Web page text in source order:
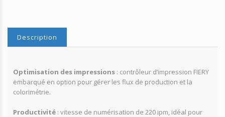
Description
Optimisation des impressions: contrôleur d’impression FIERY
embarqué en option pour gérer les flux de production et la
colorimétrie.
Productivité: vitesse de numérisation de 220 ipm, idéal pour